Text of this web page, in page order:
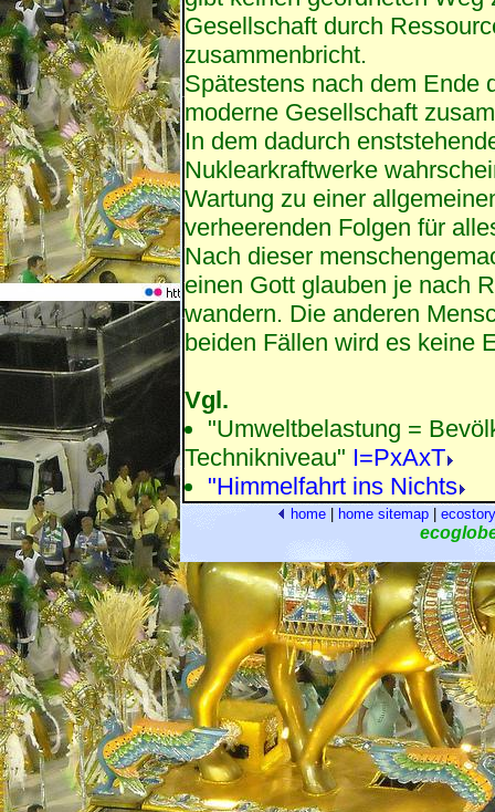
Gesellschaft durch
zusammenbricht.
Spätestens nach dem Ende
moderne Gesellschaft
In dem dadurch
Nuklearkraftwerke
Wartung zu einer
verheerenden Folgen für
Nach dieser
einen Gott glauben je nach
wandern. Die anderen
beiden Fällen wird es keine
Vgl.
"Umweltbelastung =
Technikniveau" I=PxAxT
"Himmelfahrt ins Nichts
home| home sitemap| ecostory